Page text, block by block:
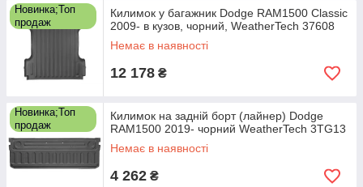
Новинка;Топ
продаж
Килимок у багажник Dodge RAM1500 Classic
2009- в кузов, чорний, WeatherTech 37608
Немає в наявності
12 178 ₴
Новинка;Топ
продаж
Килимок на задній борт (лайнер) Dodge
RAM1500 2019- чорний WeatherTech 3TG13
Немає в наявності
4 262 ₴